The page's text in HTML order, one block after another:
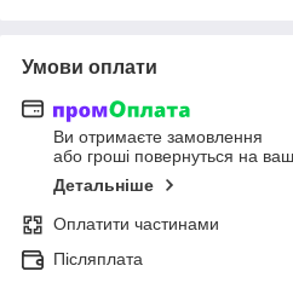
Умови оплати
Ви отримаєте замовлення
або гроші повернуться на
Детальніше
Оплатити частинами
Післяплата